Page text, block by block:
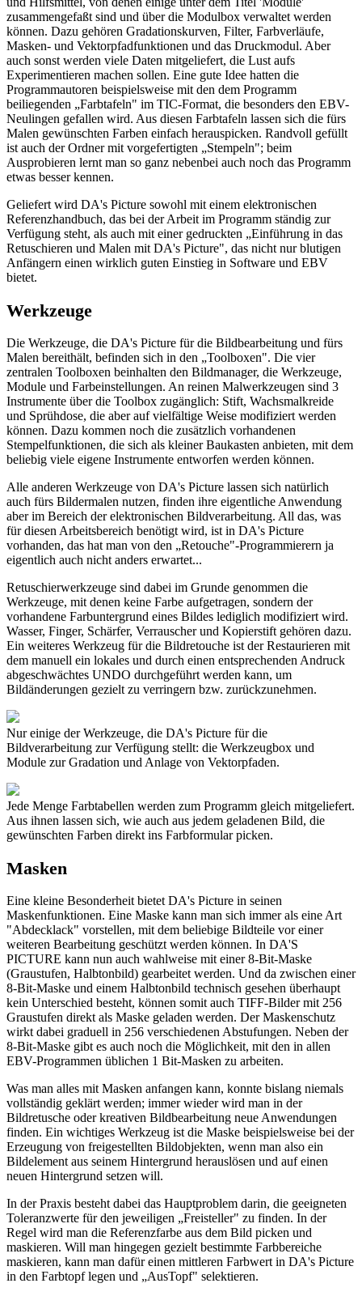
zusammengefaßt sind und über die Modulbox verwaltet werden
können. Dazu gehören Gradationskurven, Filter, Farbverläufe,
Masken- und Vektorpfadfunktionen und das Druckmodul. Aber
auch sonst werden viele Daten mitgeliefert, die Lust aufs
Experimentieren machen sollen. Eine gute Idee hatten die
Programmautoren beispielsweise mit den dem Programm
beiliegenden „Farbtafeln" im TIC-Format, die besonders den EBV-
Neulingen gefallen wird. Aus diesen Farbtafeln lassen sich die fürs
Malen gewünschten Farben einfach herauspicken. Randvoll gefüllt
ist auch der Ordner mit vorgefertigten „Stempeln"; beim
Ausprobieren lernt man so ganz nebenbei auch noch das Programm
etwas besser kennen.
Geliefert wird DA's Picture sowohl mit einem elektronischen
Referenzhandbuch, das bei der Arbeit im Programm ständig zur
Verfügung steht, als auch mit einer gedruckten „Einführung in das
Retuschieren und Malen mit DA's Picture", das nicht nur blutigen
Anfängern einen wirklich guten Einstieg in Software und EBV
bietet.
Werkzeuge
Die Werkzeuge, die DA's Picture für die Bildbearbeitung und fürs
Malen bereithält, befinden sich in den „Toolboxen". Die vier
zentralen Toolboxen beinhalten den Bildmanager, die Werkzeuge,
Module und Farbeinstellungen. An reinen Malwerkzeugen sind 3
Instrumente über die Toolbox zugänglich: Stift, Wachsmalkreide
und Sprühdose, die aber auf vielfältige Weise modifiziert werden
können. Dazu kommen noch die zusätzlich vorhandenen
Stempelfunktionen, die sich als kleiner Baukasten anbieten, mit dem
beliebig viele eigene Instrumente entworfen werden können.
Alle anderen Werkzeuge von DA's Picture lassen sich natürlich
auch fürs Bildermalen nutzen, finden ihre eigentliche Anwendung
aber im Bereich der elektronischen Bildverarbeitung. All das, was
für diesen Arbeitsbereich benötigt wird, ist in DA's Picture
vorhanden, das hat man von den „Retouche"-Programmierern ja
eigentlich auch nicht anders erwartet...
Retuschierwerkzeuge sind dabei im Grunde genommen die
Werkzeuge, mit denen keine Farbe aufgetragen, sondern der
vorhandene Farbuntergrund eines Bildes lediglich modifiziert wird.
Wasser, Finger, Schärfer, Verrauscher und Kopierstift gehören dazu.
Ein weiteres Werkzeug für die Bildretouche ist der Restaurieren mit
dem manuell ein lokales und durch einen entsprechenden Andruck
abgeschwächtes UNDO durchgeführt werden kann, um
Bildänderungen gezielt zu verringern bzw. zurückzunehmen.
Nur einige der Werkzeuge, die DA's Picture für die
Bildverarbeitung zur Verfügung stellt: die Werkzeugbox und
Module zur Gradation und Anlage von Vektorpfaden.
Jede Menge Farbtabellen werden zum Programm gleich mitgeliefert.
Aus ihnen lassen sich, wie auch aus jedem geladenen Bild, die
gewünschten Farben direkt ins Farbformular picken.
Masken
Eine kleine Besonderheit bietet DA's Picture in seinen
Maskenfunktionen. Eine Maske kann man sich immer als eine Art
"Abdecklack" vorstellen, mit dem beliebige Bildteile vor einer
weiteren Bearbeitung geschützt werden können. In DA'S
PICTURE kann nun auch wahlweise mit einer 8-Bit-Maske
(Graustufen, Halbtonbild) gearbeitet werden. Und da zwischen einer
8-Bit-Maske und einem Halbtonbild technisch gesehen überhaupt
kein Unterschied besteht, können somit auch TIFF-Bilder mit 256
Graustufen direkt als Maske geladen werden. Der Maskenschutz
wirkt dabei graduell in 256 verschiedenen Abstufungen. Neben der
8-Bit-Maske gibt es auch noch die Möglichkeit, mit den in allen
EBV-Programmen üblichen 1 Bit-Masken zu arbeiten.
Was man alles mit Masken anfangen kann, konnte bislang niemals
vollständig geklärt werden; immer wieder wird man in der
Bildretusche oder kreativen Bildbearbeitung neue Anwendungen
finden. Ein wichtiges Werkzeug ist die Maske beispielsweise bei der
Erzeugung von freigestellten Bildobjekten, wenn man also ein
Bildelement aus seinem Hintergrund herauslösen und auf einen
neuen Hintergrund setzen will.
In der Praxis besteht dabei das Hauptproblem darin, die geeigneten
Toleranzwerte für den jeweiligen „Freisteller" zu finden. In der
Regel wird man die Referenzfarbe aus dem Bild picken und
maskieren. Will man hingegen gezielt bestimmte Farbbereiche
maskieren, kann man dafür einen mittleren Farbwert in DA's Picture
in den Farbtopf legen und „AusTopf" selektieren.